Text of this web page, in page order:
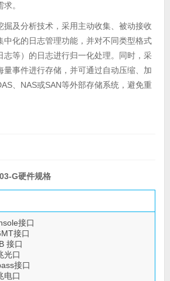
。
掘及分析技术，采用主动收集、被动接收
中化的日志管理功能，并对不同类型格式
志等）的日志进行归一化处理。同时，采
量事件进行存储，并可通过自动压缩、加
、NAS或SAN等外部存储系统，避免重
G硬件规格
接口
接口
接口
光口
接口
电口